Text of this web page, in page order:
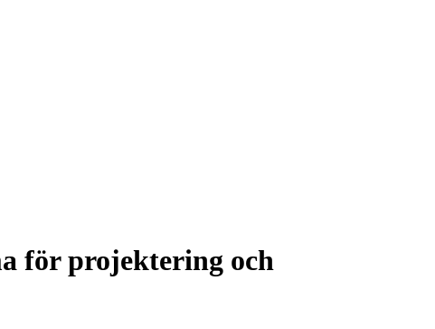
för projektering och